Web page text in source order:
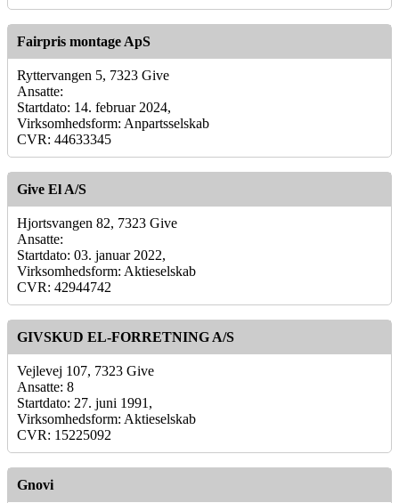
Fairpris montage ApS
Ryttervangen 5, 7323 Give
Ansatte:
Startdato: 14. februar 2024,
Virksomhedsform: Anpartsselskab
CVR: 44633345
Give El A/S
Hjortsvangen 82, 7323 Give
Ansatte:
Startdato: 03. januar 2022,
Virksomhedsform: Aktieselskab
CVR: 42944742
GIVSKUD EL-FORRETNING A/S
Vejlevej 107, 7323 Give
Ansatte: 8
Startdato: 27. juni 1991,
Virksomhedsform: Aktieselskab
CVR: 15225092
Gnovi